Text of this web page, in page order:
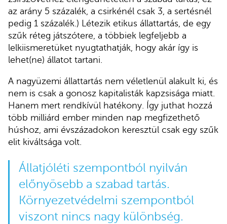
az arány 5 százalék, a csirkénél csak 3, a sertésnél
pedig 1 százalék.) Létezik etikus állattartás, de egy
szűk réteg játszótere, a többiek legfeljebb a
lelkiismeretüket nyugtathatják, hogy akár így is
lehet(ne) állatot tartani.
A nagyüzemi állattartás nem véletlenül alakult ki, és
nem is csak a gonosz kapitalisták kapzsisága miatt.
Hanem mert rendkívül hatékony. Így juthat hozzá
több milliárd ember minden nap megfizethető
húshoz, ami évszázadokon keresztül csak egy szűk
elit kiváltsága volt.
Állatjóléti szempontból nyilván
előnyösebb a szabad tartás.
Környezetvédelmi szempontból
viszont nincs nagy különbség.